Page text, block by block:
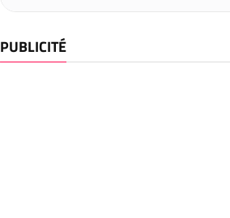
PUBLICITÉ